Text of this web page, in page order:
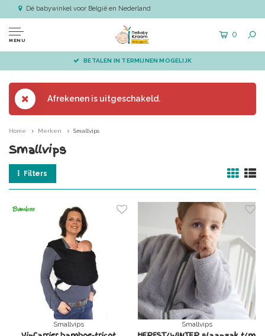
Dé babywinkel voor België en Nederland
MENU
0
BETALEN IN TERMIJNEN MOGELIJK
Afrekenen is uitgeschakeld.
Home Merken Smallvips
Smallvips
Filters
Smallvips Smallvips